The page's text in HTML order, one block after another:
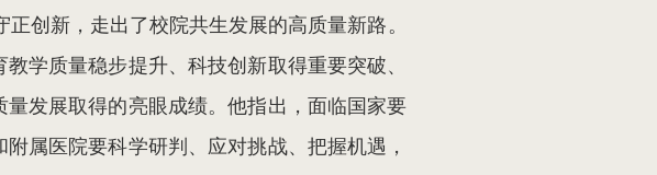
创新，走出了校院共生发展的高质量新路。
学质量稳步提升、科技创新取得重要突破、
发展取得的亮眼成绩。他指出，面临国家要
属医院要科学研判、应对挑战、把握机遇，